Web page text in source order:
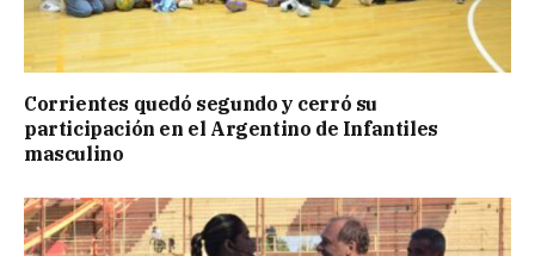
Corrientes quedó segundo y cerró su
participación en el Argentino de Infantiles
masculino